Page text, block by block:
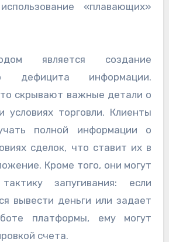
«плавающих»
является создание
дефицита информации.
скрывают важные детали о
условиях торговли. Клиенты
полной информации о
сделок, что ставит их в
Кроме того, они могут
запугивания: если
вывести деньги или задает
платформы, ему могут
счета.